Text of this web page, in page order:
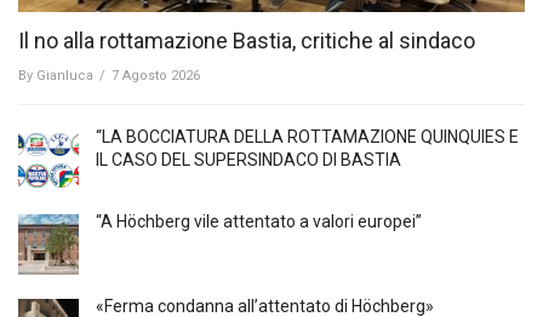
Il no alla rottamazione Bastia, critiche al sindaco
By Gianluca / 7 Agosto 2026
“LA BOCCIATURA DELLA ROTTAMAZIONE QUINQUIES E
IL CASO DEL SUPERSINDACO DI BASTIA
“A Höchberg vile attentato a valori europei”
«Ferma condanna all’attentato di Höchberg»